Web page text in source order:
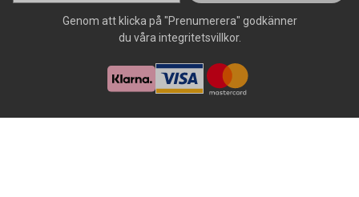
Genom att klicka på "Prenumerera" godkänner
du våra integritetsvillkor.